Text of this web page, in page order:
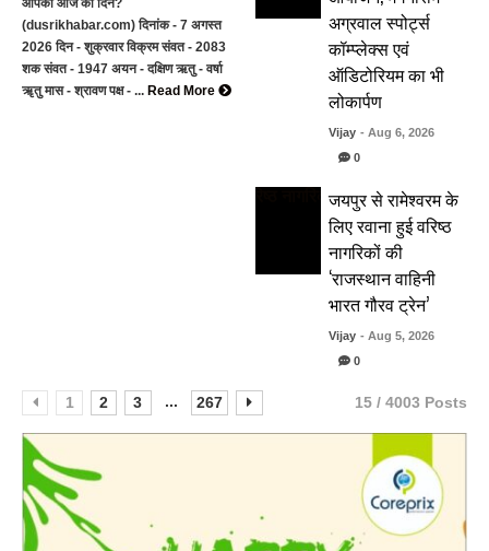
आपका आज का दिन?
(dusrikhabar.com) दिनांक - 7 अगस्त
2026 दिन - शुक्रवार विक्रम संवत - 2083
शक संवत - 1947 अयन - दक्षिण ऋतु - वर्षा
ॠतु मास - श्रावण पक्ष - ... Read More
अग्रवाल स्पोर्ट्स
कॉम्प्लेक्स एवं
ऑडिटोरियम का भी
लोकार्पण
Vijay - Aug 6, 2026
0
जयपुर से रामेश्वरम के
लिए रवाना हुई वरिष्ठ
नागरिकों की
‘राजस्थान वाहिनी
भारत गौरव ट्रेन’
Vijay - Aug 5, 2026
0
1 2 3 ... 267 15 / 4003 Posts